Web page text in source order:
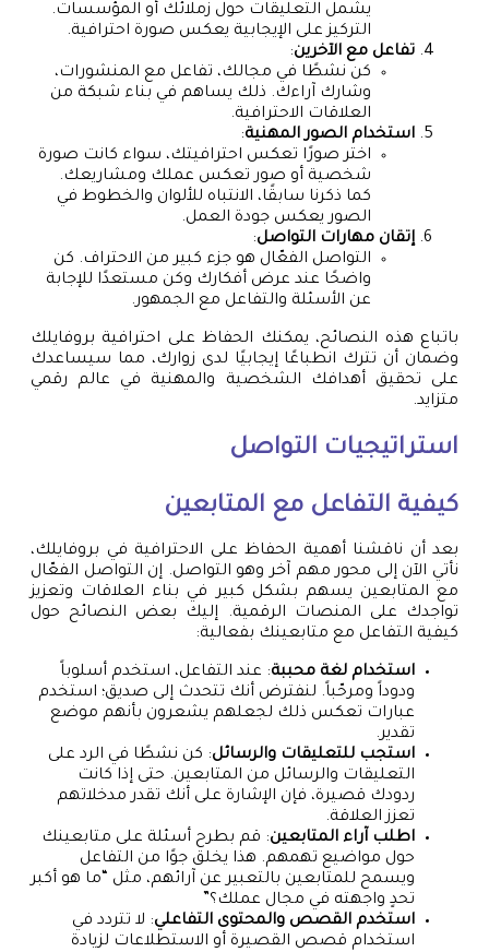
يشمل التعليقات حول زملائك أو المؤسسات.
التركيز على الإيجابية يعكس صورة احترافية.
تفاعل مع الآخرين:
كن نشطًا في مجالك، تفاعل مع المنشورات،
وشارك آراءك. ذلك يساهم في بناء شبكة من
العلاقات الاحترافية.
استخدام الصور المهنية:
اختر صورًا تعكس احترافيتك، سواء كانت صورة
شخصية أو صور تعكس عملك ومشاريعك.
كما ذكرنا سابقًا، الانتباه للألوان والخطوط في
الصور يعكس جودة العمل.
إتقان مهارات التواصل:
التواصل الفعّال هو جزء كبير من الاحتراف. كن
واضحًا عند عرض أفكارك وكن مستعدًا للإجابة
عن الأسئلة والتفاعل مع الجمهور.
باتباع هذه النصائح، يمكنك الحفاظ على احترافية بروفايلك
وضمان أن تترك انطباعًا إيجابيًا لدى زوارك، مما سيساعدك
على تحقيق أهدافك الشخصية والمهنية في عالم رقمي
متزايد.
استراتيجيات التواصل
كيفية التفاعل مع المتابعين
بعد أن ناقشنا أهمية الحفاظ على الاحترافية في بروفايلك،
نأتي الآن إلى محور مهم آخر وهو التواصل. إن التواصل الفعّال
مع المتابعين يسهم بشكل كبير في بناء العلاقات وتعزيز
تواجدك على المنصات الرقمية. إليك بعض النصائح حول
كيفية التفاعل مع متابعينك بفعالية:
استخدام لغة محببة: عند التفاعل، استخدم أسلوباً
ودوداً ومرحّباً. لنفترض أنك تتحدث إلى صديق؛ استخدم
عبارات تعكس ذلك لجعلهم يشعرون بأنهم موضع
تقدير.
استجب للتعليقات والرسائل: كن نشطًا في الرد على
التعليقات والرسائل من المتابعين. حتى إذا كانت
ردودك قصيرة، فإن الإشارة على أنك تقدر مدخلاتهم
تعزز العلاقة.
اطلب آراء المتابعين: قم بطرح أسئلة على متابعينك
حول مواضيع تهمهم. هذا يخلق جوًا من التفاعل
ويسمح للمتابعين بالتعبير عن آرائهم، مثل “ما هو أكبر
تحدٍ واجهته في مجال عملك؟”
استخدم القصص والمحتوى التفاعلي: لا تتردد في
استخدام قصص القصيرة أو الاستطلاعات لزيادة